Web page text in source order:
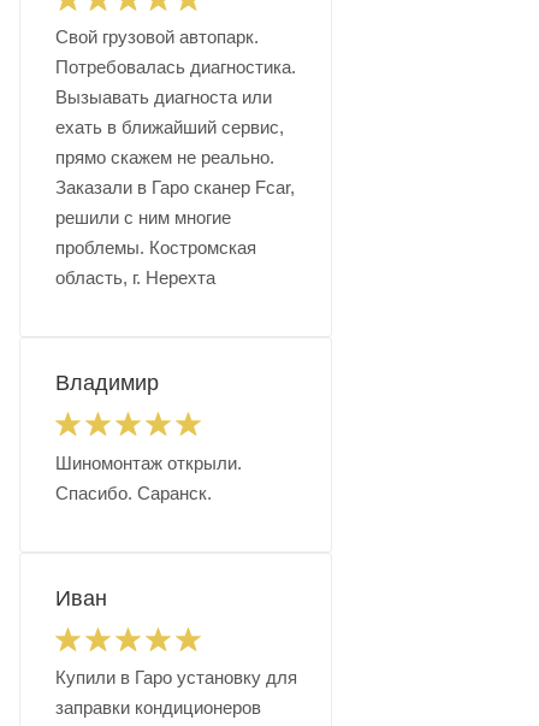
Свой грузовой автопарк.
Потребовалась диагностика.
Вызыавать диагноста или
ехать в ближайший сервис,
прямо скажем не реально.
Заказали в Гаро сканер Fcar,
решили с ним многие
проблемы. Костромская
область, г. Нерехта
Владимир
Шиномонтаж открыли.
Спасибо. Саранск.
Иван
Купили в Гаро установку для
заправки кондиционеров